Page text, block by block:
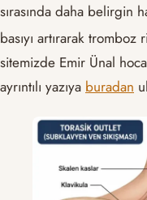
sırasında daha belirgin
basıyı artırarak
sitemizde Emir Ünal
ayrıntılı yazıya buradan